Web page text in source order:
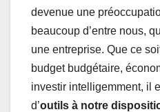
devenue une
beaucoup d’entre nous,
une entreprise. Que ce
budget budgétaire,
investir intelligemment, il
d’outils à notre